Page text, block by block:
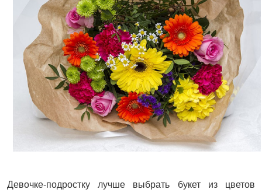
Девочке-подростку лучше выбрать букет из цветов